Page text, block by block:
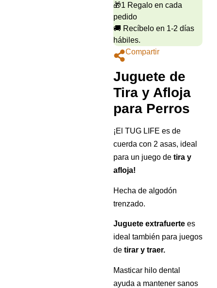
🎁1 Regalo en cada
pedido
🚚 Recíbelo en 1-2 días
hábiles.
Compartir
Juguete de
Tira y Afloja
para Perros
¡El TUG LIFE es de
cuerda con 2 asas, ideal
para un juego detira y
afloja!
Hecha de algodón
trenzado.
Juguete extrafuertees
ideal también para juegos
detirar y traer.
Masticar hilo dental
ayuda a mantener sanos